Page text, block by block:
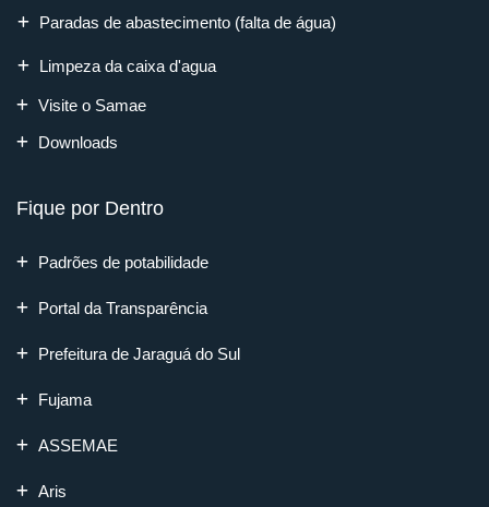
Paradas de abastecimento (falta de água)
Limpeza da caixa d'agua
Visite o Samae
Downloads
Fique por Dentro
Padrões de potabilidade
Portal da Transparência
Prefeitura de Jaraguá do Sul
Fujama
ASSEMAE
Aris